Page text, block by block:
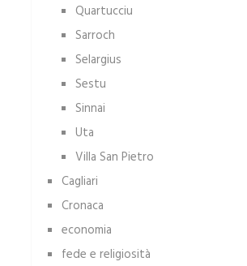
Quartucciu
Sarroch
Selargius
Sestu
Sinnai
Uta
Villa San Pietro
Cagliari
Cronaca
economia
fede e religiosità